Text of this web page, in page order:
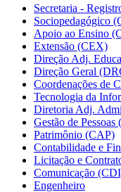
Secretaria -
Sociopedagógico
Apoio ao Ensino
Extensão (CEX)
Direção Adj.
Direção Geral
Coordenações de
Tecnologia da
Diretoria Adj.
Gestão de Pessoas
Patrimônio (CAP)
Contabilidade e
Licitação e
Comunicação
Engenheiro